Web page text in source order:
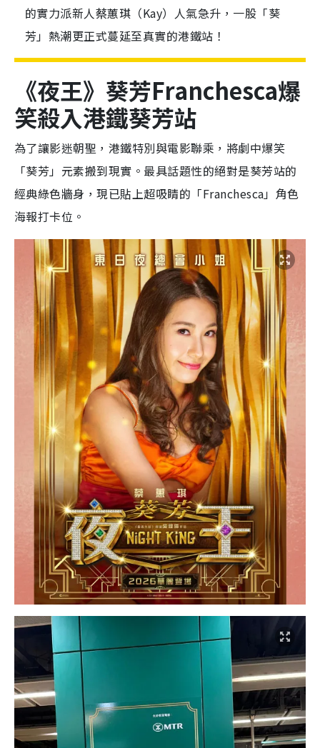
的實力派新人蔡蕙琪（Kay）人氣急升，一股「葵
芳」熱潮更正式蔓延至真實的港鐵站！
《夜王》葵芳Franchesca爆
笑殺入港鐵葵芳站
為了讓影迷朝聖，港鐵特別與電影聯乘，將劇中爆笑
「葵芳」元素搬到現實。最具話題性的絕對是葵芳站的
經典綠色牆身，現已貼上超吸睛的「Franchesca」角色
海報打卡位。